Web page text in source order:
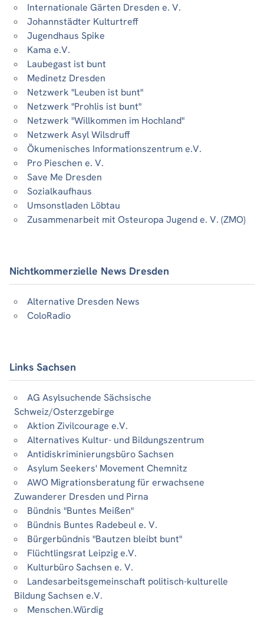
Internationale Gärten Dresden e. V.
Johannstädter Kulturtreff
Jugendhaus Spike
Kama e.V.
Laubegast ist bunt
Medinetz Dresden
Netzwerk "Leuben ist bunt"
Netzwerk "Prohlis ist bunt"
Netzwerk "Willkommen im Hochland"
Netzwerk Asyl Wilsdruff
Ökumenisches Informationszentrum e.V.
Pro Pieschen e. V.
Save Me Dresden
Sozialkaufhaus
Umsonstladen Löbtau
Zusammenarbeit mit Osteuropa Jugend e. V. (ZMO)
Nichtkommerzielle News Dresden
Alternative Dresden News
ColoRadio
Links Sachsen
AG Asylsuchende Sächsische
Schweiz/Osterzgebirge
Aktion Zivilcourage e.V.
Alternatives Kultur- und Bildungszentrum
Antidiskriminierungsbüro Sachsen
Asylum Seekers' Movement Chemnitz
AWO Migrationsberatung für erwachsene
Zuwanderer Dresden und Pirna
Bündnis "Buntes Meißen"
Bündnis Buntes Radebeul e. V.
Bürgerbündnis "Bautzen bleibt bunt"
Flüchtlingsrat Leipzig e.V.
Kulturbüro Sachsen e. V.
Landesarbeitsgemeinschaft politisch-kulturelle
Bildung Sachsen e.V.
Menschen.Würdig